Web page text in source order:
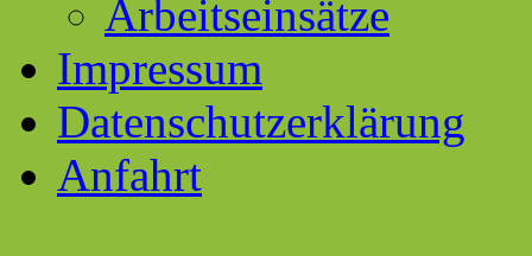
Arbeitseinsätze
Impressum
Datenschutzerklärung
Anfahrt